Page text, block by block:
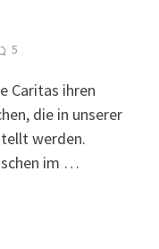
5
Caritas ihren
die in unserer
werden.
im …